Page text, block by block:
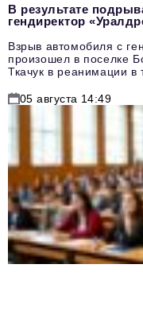
В результате
гендиректор
Взрыв автомобиля с
произошел в поселке
Ткачук в реанимации в
05 августа 14:49